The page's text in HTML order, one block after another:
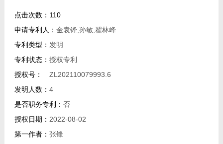
点击次数： 110
申请专利人： 金袁锋,孙敏,翟林峰
专利类型： 发明
专利状态： 授权专利
授权号：
ZL202110079993.6
发明人数： 4
是否职务专利： 否
授权日期： 2022-08-02
第一作者： 张锋